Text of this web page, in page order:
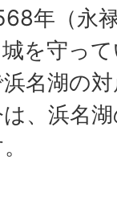
年（永
を守っ
名湖の
、浜名